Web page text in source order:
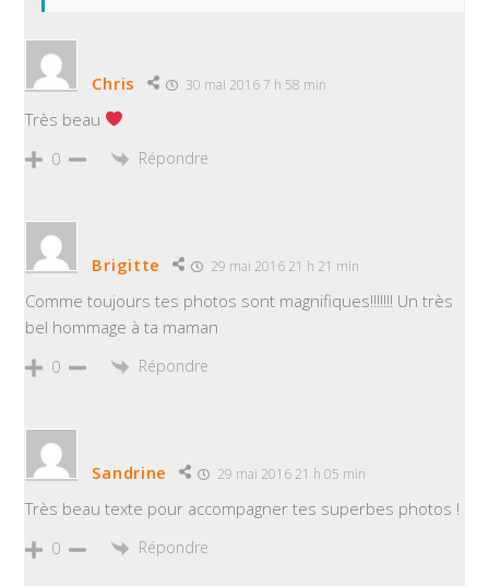
Chris 30 mai 2016 7 h 58 min
Très beau
0 Répondre
Brigitte 29 mai 2016 21 h 21 min
Comme toujours tes photos sont magnifiques!!!!!!! Un très
bel hommage à ta maman
0 Répondre
Sandrine 29 mai 2016 21 h 05 min
Très beau texte pour accompagner tes superbes photos !
0 Répondre